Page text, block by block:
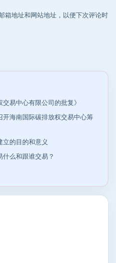
箱地址和网站地址，以便下次评论时
易中心有限公司的批复》
海南国际碳排放权交易中心筹
立的目的和意义
么和跟谁交易？